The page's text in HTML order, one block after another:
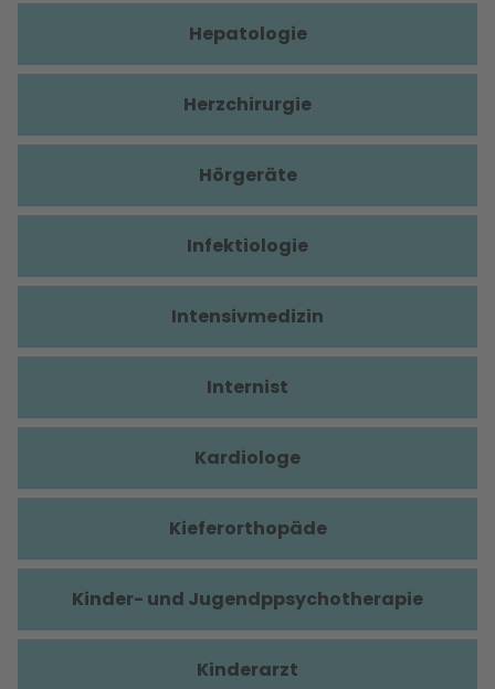
Hepatologie
Herzchirurgie
Hörgeräte
Infektiologie
Intensivmedizin
Internist
Kardiologe
Kieferorthopäde
Kinder- und Jugendppsychotherapie
Kinderarzt